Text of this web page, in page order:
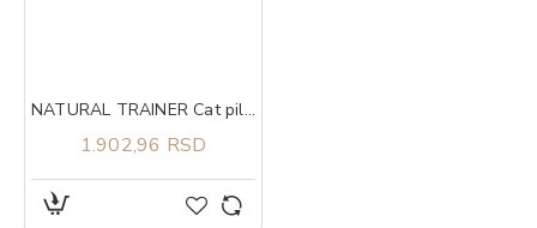
NATURAL TRAINER Cat piletina za odrasle mačke 1.5kg
1.902,96 RSD